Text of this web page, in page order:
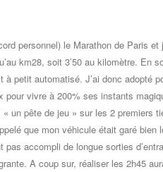
personnel) le Marathon de Paris
km28, soit 3’50 au kilomètre. En
petit automatisé. J’ai donc adopté
pour vivre à 200% ses instants
un pête de jeu » sur les 2 premiers
que mon véhicule était garé
pas accompli de longue sorties
A coup sur, réaliser les 2h45